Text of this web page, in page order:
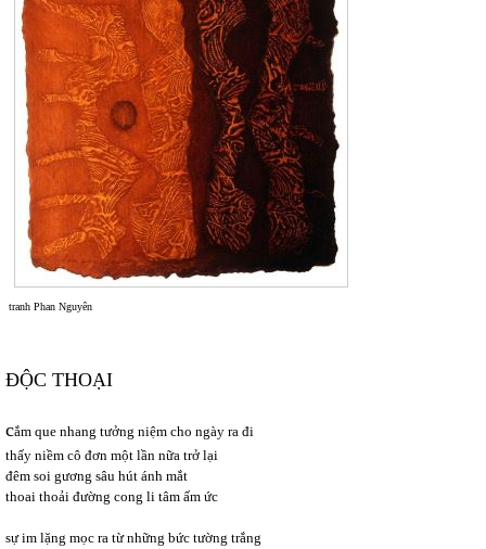
tranh Phan Nguyên
ĐỘC THOẠI
cắm que nhang tưởng niệm cho ngày ra đi
thấy niềm cô đơn một lần nữa trở lại
đêm soi gương sâu hút ánh mắt
thoai thoải đường cong li tâm ấm ức
sự im lặng mọc ra từ những bức tường trắng